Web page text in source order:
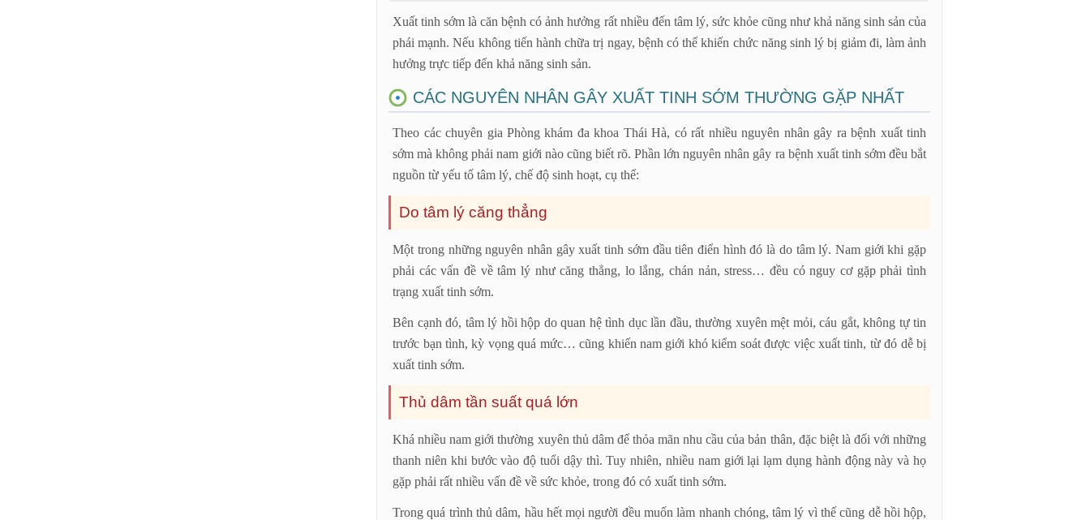
Xuất tinh sớm là căn bệnh có ảnh hưởng rất nhiều đến tâm lý, sức khỏe cũng như khả năng sinh sản của
phái mạnh. Nếu không tiến hành chữa trị ngay, bệnh có thể khiến chức năng sinh lý bị giảm đi, làm ảnh
hưởng trực tiếp đến khả năng sinh sản.
CÁC NGUYÊN NHÂN GÂY XUẤT TINH SỚM THƯỜNG GẶP NHẤT
Theo các chuyên gia Phòng khám đa khoa Thái Hà, có rất nhiều nguyên nhân gây ra bệnh xuất tinh
sớm mà không phải nam giới nào cũng biết rõ. Phần lớn nguyên nhân gây ra bệnh xuất tinh sớm đều bắt
nguồn từ yếu tố tâm lý, chế độ sinh hoạt, cụ thể:
Do tâm lý căng thẳng
Một trong những nguyên nhân gây xuất tinh sớm đầu tiên điển hình đó là do tâm lý. Nam giới khi gặp
phải các vấn đề về tâm lý như căng thẳng, lo lắng, chán nản, stress… đều có nguy cơ gặp phải tình
trạng xuất tinh sớm.
Bên cạnh đó, tâm lý hồi hộp do quan hệ tình dục lần đầu, thường xuyên mệt mỏi, cáu gắt, không tự tin
trước bạn tình, kỳ vọng quá mức… cũng khiến nam giới khó kiểm soát được việc xuất tinh, từ đó dễ bị
xuất tinh sớm.
Thủ dâm tần suất quá lớn
Khá nhiều nam giới thường xuyên thủ dâm để thỏa mãn nhu cầu của bản thân, đặc biệt là đối với những
thanh niên khi bước vào độ tuổi dậy thì. Tuy nhiên, nhiều nam giới lại lạm dụng hành động này và họ
gặp phải rất nhiều vấn đề về sức khỏe, trong đó có xuất tinh sớm.
Trong quá trình thủ dâm, hầu hết mọi người đều muốn làm nhanh chóng, tâm lý vì thế cũng dễ hồi hộp,